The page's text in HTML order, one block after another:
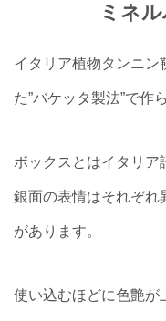
ミネ
イタリア植物タンニン
た”バケッタ製法”で作
ボックスとはイタリア
銀面の表情はそれぞれ
があります。
使い込むほどに色艶が